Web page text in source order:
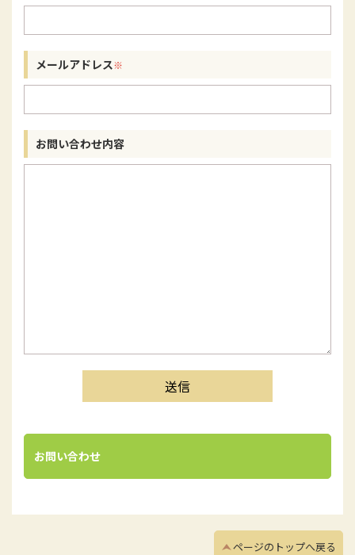
メールアドレス
お問い合わせ内容
お問い合わせ
ページのトップへ戻る